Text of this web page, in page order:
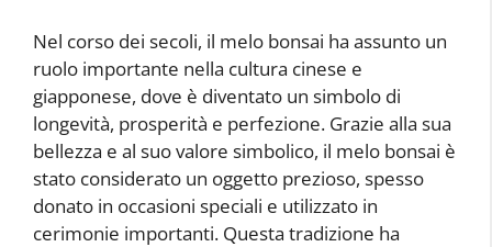
Nel corso dei secoli, il melo bonsai ha assunto un
ruolo importante nella cultura cinese e
giapponese, dove è diventato un simbolo di
longevità, prosperità e perfezione. Grazie alla sua
bellezza e al suo valore simbolico, il melo bonsai è
stato considerato un oggetto prezioso, spesso
donato in occasioni speciali e utilizzato in
cerimonie importanti. Questa tradizione ha